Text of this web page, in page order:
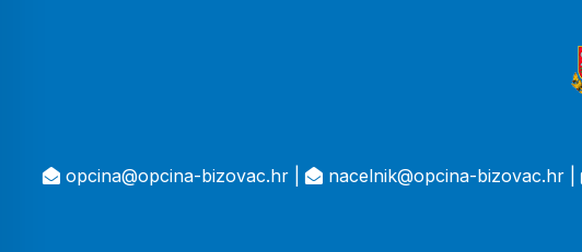
opcina@opcina-bizovac.hr | nacelnik@opcina-bizovac.hr |